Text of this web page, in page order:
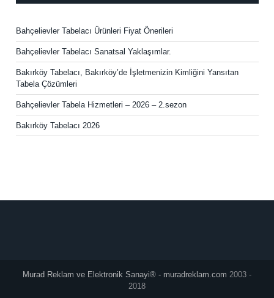
Bahçelievler Tabelacı Ürünleri Fiyat Önerileri
Bahçelievler Tabelacı Sanatsal Yaklaşımlar.
Bakırköy Tabelacı, Bakırköy’de İşletmenizin Kimliğini Yansıtan
Tabela Çözümleri
Bahçelievler Tabela Hizmetleri – 2026 – 2.sezon
Bakırköy Tabelacı 2026
Murad Reklam ve Elektronik Sanayi® - muradreklam.com 2003 -
2018